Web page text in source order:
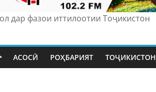
дар фазои иттилоотии Тоҷикистон
АСОСӢ РОҲБАРИЯТ ТОҶИКИСТОН